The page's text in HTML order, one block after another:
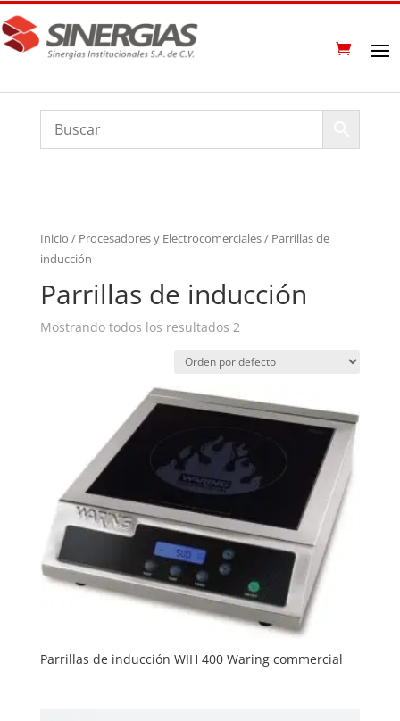
Inicio / Procesadores y Electrocomerciales/ Parrillas de
inducción
Parrillas de inducción
Mostrando todos los resultados 2
Parrillas de inducción WIH 400 Waring commercial